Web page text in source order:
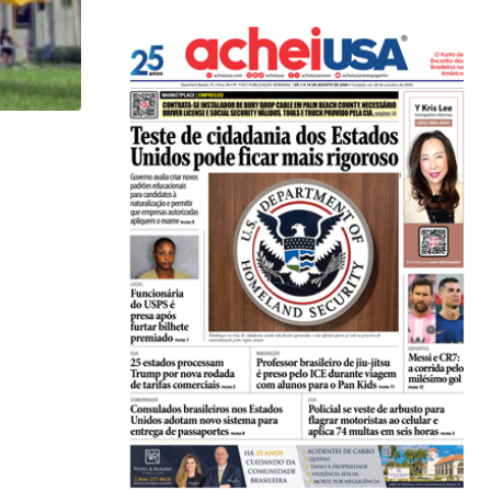
HISTÓRICO
Açaí é reconhecido oficialmente como fruto
21/01/2026